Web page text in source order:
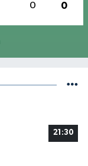
0 0
21:30